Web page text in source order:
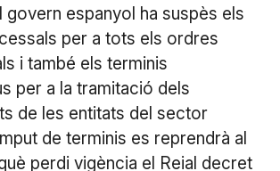
govern espanyol ha suspès els
per a tots els ordres
i també els terminis
per a la tramitació dels
de les entitats del sector
de terminis es reprendrà al
perdi vigència el Reial decret